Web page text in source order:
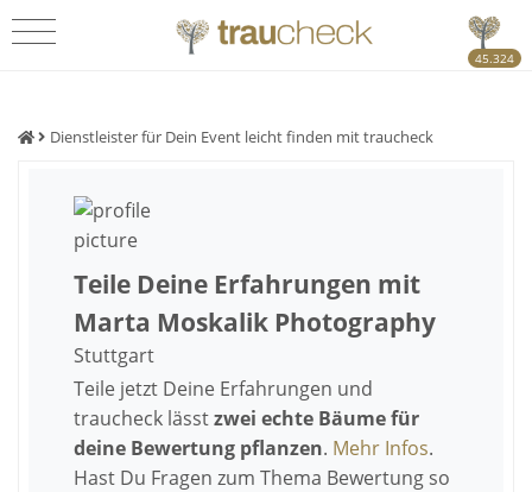
45.324
Dienstleister für Dein Event leicht finden mit traucheck
Teile Deine Erfahrungen mit
Marta Moskalik Photography
Stuttgart
Teile jetzt Deine Erfahrungen und
traucheck lässtzwei echte Bäume für
deine Bewertung pflanzen. Mehr Infos.
Hast Du Fragen zum Thema Bewertung so